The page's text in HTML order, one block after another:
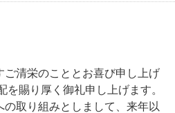
清栄のこととお喜び申し上げ
を賜り厚く御礼申し上げます。
取り組みとしまして、来年以